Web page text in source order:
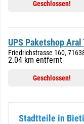
Geschlossen!
UPS Paketshop
Friedrichstrasse 160,
2.04 km entfernt
Geschlossen!
Stadtteile in